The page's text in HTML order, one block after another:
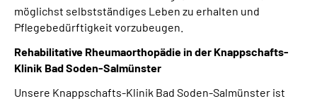
möglichst selbstständiges Leben zu erhalten und
Pflegebedürftigkeit vorzubeugen.
Rehabilitative Rheumaorthopädie in der Knappschafts-
Klinik Bad Soden-Salmünster
Unsere Knappschafts-Klinik Bad Soden-Salmünster ist